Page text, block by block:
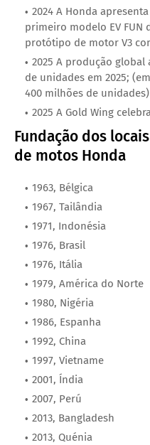
2024 A Honda
primeiro modelo EV
protótipo de motor V3
2025 A produção
de unidades em 2025;
400 milhões de unidades)
2025 A Gold Wing
Fundação dos
de motos Honda
1963, Bélgica
1967, Tailândia
1971, Indonésia
1976, Brasil
1976, Itália
1979, América do Norte
1980, Nigéria
1986, Espanha
1992, China
1997, Vietname
2001, Índia
2007, Perú
2013, Bangladesh
2013, Quénia